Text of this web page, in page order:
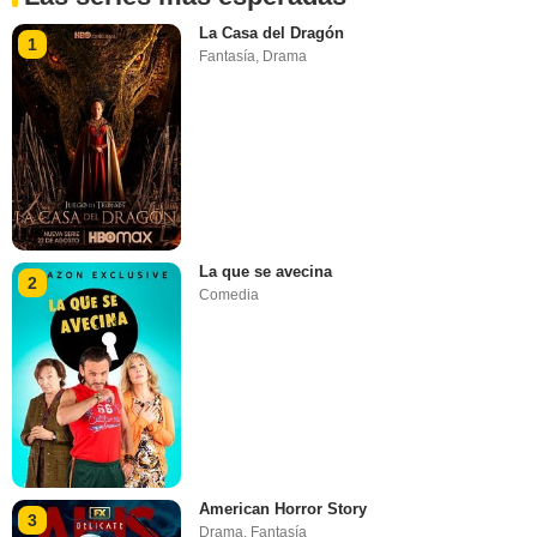
1
La Casa del Dragón
Fantasía, Drama
2
La que se avecina
Comedia
3
American Horror Story
Drama, Fantasía